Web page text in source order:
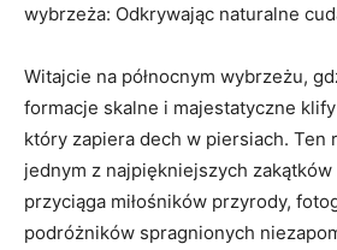
wybrzeża: Odkrywając naturalne
Witajcie na północnym wybrzeżu,
formacje skalne i majestatyczne
który zapiera dech w piersiach. Ten
jednym z najpiękniejszych
przyciąga miłośników przyrody,
podróżników spragnionych